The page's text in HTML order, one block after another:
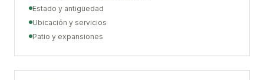
Estado y antigüedad
Ubicación y servicios
Patio y expansiones